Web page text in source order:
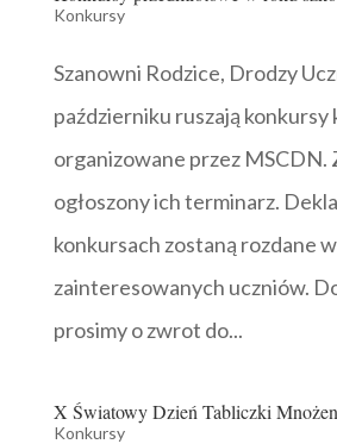
Konkursy
Szanowni Rodzice, Drodzy
październiku ruszają
organizowane przez MSCDN.
ogłoszony ich terminarz.
konkursach zostaną rozdane
zainteresowanych uczniów.
prosimy o zwrot do...
X Światowy Dzień Tabliczki
Konkursy